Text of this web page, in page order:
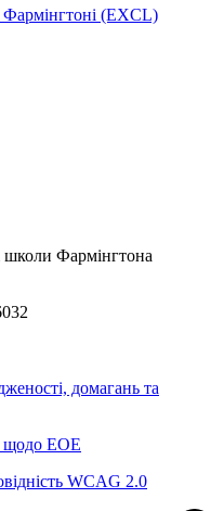
(EXCL)
школи Фармінгтона
домагань та
щодо EOE
WCAG 2.0